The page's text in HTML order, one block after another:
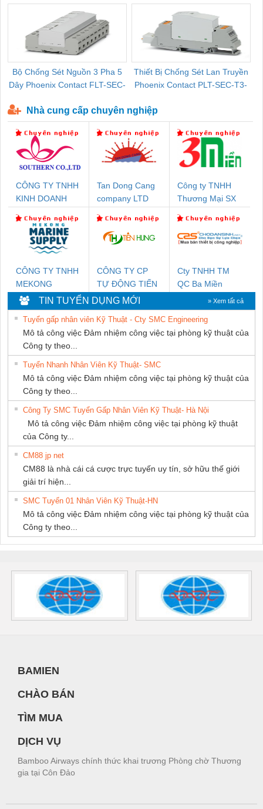
Bộ Chống Sét Nguồn 3 Pha 5
Dây Phoenix Contact FLT-SEC-
Thiết Bị Chống Sét Lan Truyền
Phoenix Contact PLT-SEC-T3-
Nhà cung cấp chuyên nghiệp
CÔNG TY TNHH
KINH DOANH
PHƯƠNG NAM
Tan Dong Cang
company LTD
Công ty TNHH
Thương Mại SX
CÔNG TY TNHH
MEKONG
MARINE SUPPLY
CÔNG TY CP
TỰ ĐỘNG TIẾN
HƯNG
Cty TNHH TM
QC Ba Miền
TIN TUYỂN DỤNG MỚI » Xem tất cả
Tuyển gấp nhân viên Kỹ Thuật - Cty SMC Engineering
Mô tả công việc Đảm nhiệm công việc tại phòng kỹ thuật của
Công ty theo...
Tuyển Nhanh Nhân Viên Kỹ Thuật- SMC
Mô tả công việc Đảm nhiệm công việc tại phòng kỹ thuật của
Công ty theo...
Công Ty SMC Tuyển Gấp Nhân Viên Kỹ Thuật- Hà Nội
Mô tả công việc Đảm nhiệm công việc tại phòng kỹ thuật
của Công ty...
CM88 jp net
CM88 là nhà cái cá cược trực tuyến uy tín, sở hữu thế giới
giải trí hiện...
SMC Tuyển 01 Nhân Viên Kỹ Thuật-HN
Mô tả công việc Đảm nhiệm công việc tại phòng kỹ thuật của
Công ty theo...
BAMIEN
CHÀO BÁN
TÌM MUA
DỊCH VỤ
Bamboo Airways chính thức khai trương Phòng chờ Thương
gia tại Côn Đảo